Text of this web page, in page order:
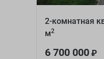
2-комнатная
м2
6 700 000₽